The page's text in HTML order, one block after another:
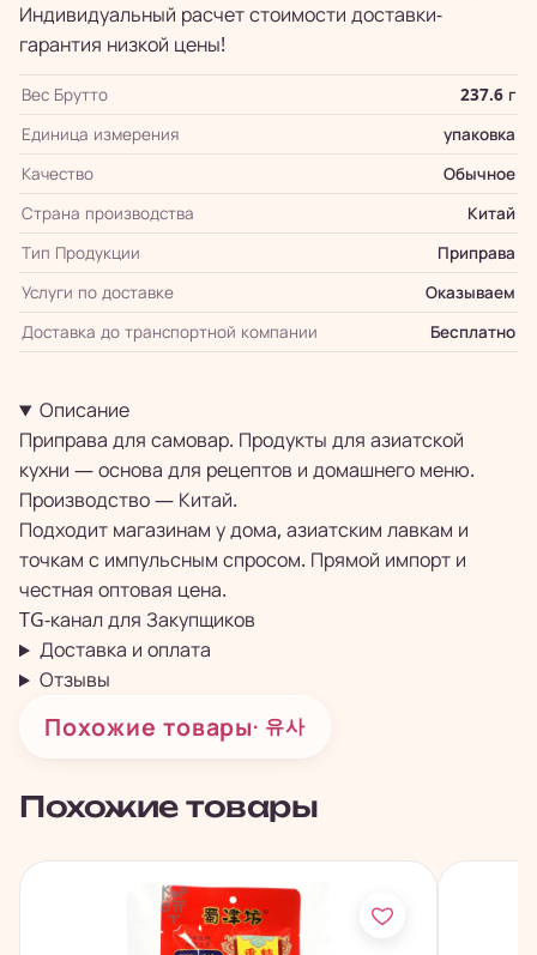
Индивидуальный расчет стоимости доставки-
гарантия низкой цены!
Вес Брутто
237.6 г
Единица измерения
упаковка
Качество
Обычное
Страна производства
Китай
Тип Продукции
Приправа
Услуги по доставке
Оказываем
Доставка до транспортной компании
Бесплатно
Описание
Приправа для самовар. Продукты для азиатской
кухни — основа для рецептов и домашнего меню.
Производство — Китай.
Подходит магазинам у дома, азиатским лавкам и
точкам с импульсным спросом. Прямой импорт и
честная оптовая цена.
TG-канал для Закупщиков
Доставка и оплата
Отзывы
Похожие товары· 유사
Похожие товары